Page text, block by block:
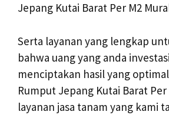
Jepang Kutai Barat Per M2
Serta layanan yang lengkap
bahwa uang yang anda
menciptakan hasil yang
Rumput Jepang Kutai Barat Per
layanan jasa tanam yang kami